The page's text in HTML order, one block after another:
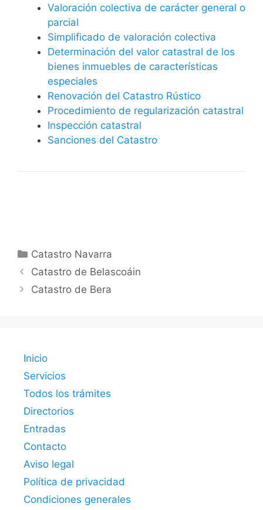
Valoración colectiva de carácter general o
parcial
Simplificado de valoración colectiva
Determinación del valor catastral de los
bienes inmuebles de características
especiales
Renovación del Catastro Rústico
Procedimiento de regularización catastral
Inspección catastral
Sanciones del Catastro
Categorías
Catastro Navarra
Catastro de Belascoáin
Catastro de Bera
Inicio
Servicios
Todos los trámites
Directorios
Entradas
Contacto
Aviso legal
Política de privacidad
Condiciones generales